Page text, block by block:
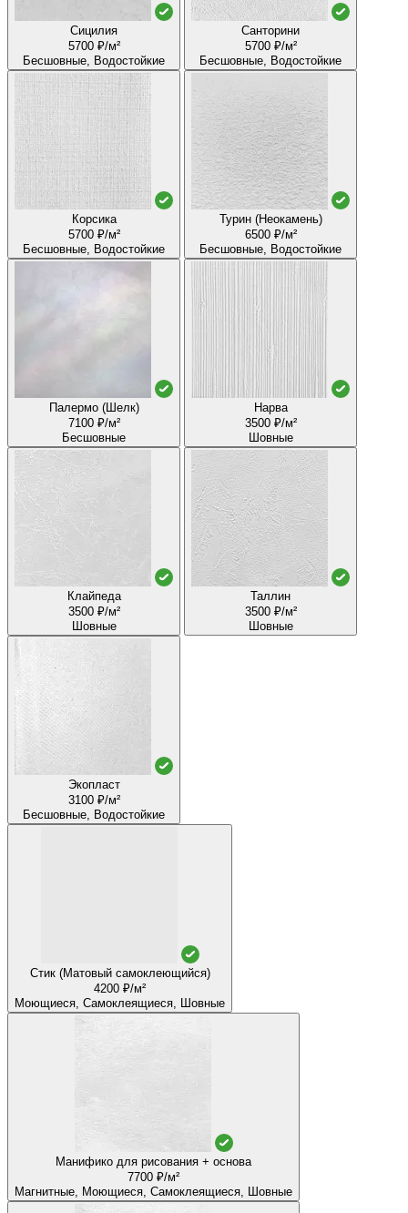
Сицилия
5700 ₽/м²
Бесшовные, Водостойкие
Санторини
5700 ₽/м²
Бесшовные, Водостойкие
Корсика
5700 ₽/м²
Бесшовные, Водостойкие
Турин (Неокамень)
6500 ₽/м²
Бесшовные, Водостойкие
Палермо (Шелк)
7100 ₽/м²
Бесшовные
Нарва
3500 ₽/м²
Шовные
Клайпеда
3500 ₽/м²
Шовные
Таллин
3500 ₽/м²
Шовные
Экопласт
3100 ₽/м²
Бесшовные, Водостойкие
Стик (Матовый самоклеющийся)
4200 ₽/м²
Моющиеся, Самоклеящиеся, Шовные
Манифико для рисования + основа
7700 ₽/м²
Магнитные, Моющиеся, Самоклеящиеся, Шовные